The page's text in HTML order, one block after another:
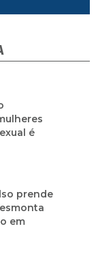
é
prende
em